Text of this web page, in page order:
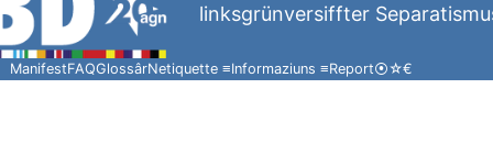
linksgrünversiffter
ManifestFAQGlossârNetiquette ≡Informaziuns ≡Report⦿☆€